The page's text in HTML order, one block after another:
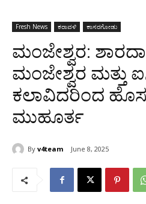
Fresh News ಕರಾವಳಿ ಕಾಸರಗೋಡು
ಮಂಜೇಶ್ವರ:
ಮಂಜೇಶ್ವರ ಮತ್ತು
ಕಲಾವಿದರಿಂದ ಹೊಸ
ಮುಹೂರ್ತ
By v4team June 8, 2025